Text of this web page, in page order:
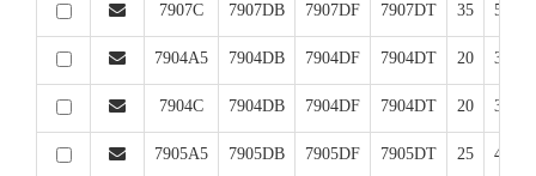
7907C 7907DB 7907DF 7907DT 35 55
7904A5 7904DB 7904DF 7904DT 20 37
7904C 7904DB 7904DF 7904DT 20 37
7905A5 7905DB 7905DF 7905DT 25 42